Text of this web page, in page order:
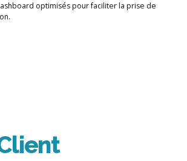
optimisés pour faciliter la prise de